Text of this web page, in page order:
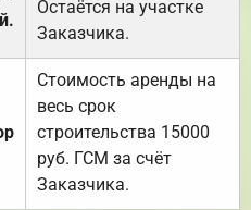
Остаётся на участке
Заказчика.
Стоимость аренды на
весь срок
строительства 15000
руб. ГСМ за счёт
Заказчика.